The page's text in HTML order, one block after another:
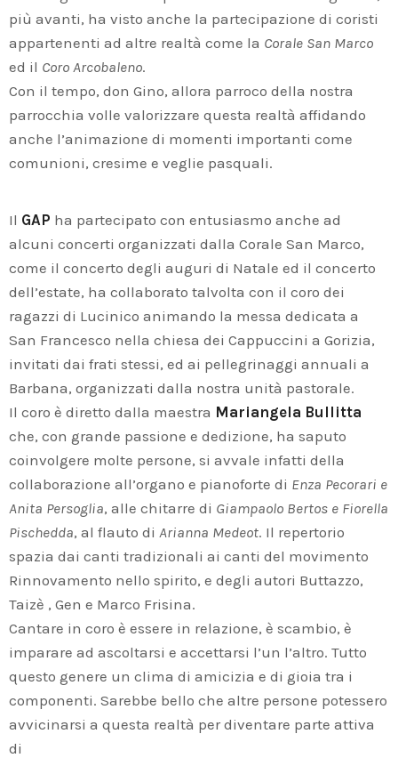
più avanti, ha visto anche la partecipazione di coristi
appartenenti ad altre realtà come la Corale San Marco
ed il Coro Arcobaleno.
Con il tempo, don Gino, allora parroco della nostra
parrocchia volle valorizzare questa realtà affidando
anche l’animazione di momenti importanti come
comunioni, cresime e veglie pasquali.
Il GAP ha partecipato con entusiasmo anche ad
alcuni concerti organizzati dalla Corale San Marco,
come il concerto degli auguri di Natale ed il concerto
dell’estate, ha collaborato talvolta con il coro dei
ragazzi di Lucinico animando la messa dedicata a
San Francesco nella chiesa dei Cappuccini a Gorizia,
invitati dai frati stessi, ed ai pellegrinaggi annuali a
Barbana, organizzati dalla nostra unità pastorale.
Il coro è diretto dalla maestra Mariangela Bullitta
che, con grande passione e dedizione, ha saputo
coinvolgere molte persone, si avvale infatti della
collaborazione all’organo e pianoforte di Enza Pecorari e
Anita Persoglia, alle chitarre di Giampaolo Bertos e Fiorella
Pischedda, al flauto di Arianna Medeot. Il repertorio
spazia dai canti tradizionali ai canti del movimento
Rinnovamento nello spirito, e degli autori Buttazzo,
Taizè , Gen e Marco Frisina.
Cantare in coro è essere in relazione, è scambio, è
imparare ad ascoltarsi e accettarsi l’un l’altro. Tutto
questo genere un clima di amicizia e di gioia tra i
componenti. Sarebbe bello che altre persone potessero
avvicinarsi a questa realtà per diventare parte attiva
di